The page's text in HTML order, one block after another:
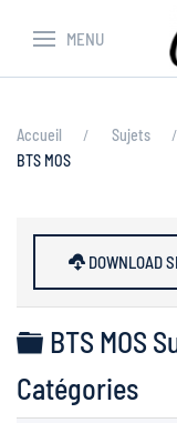
MENU
Accueil Sujets
BTS MOS
DOWNLOAD
Dossier
BTS MOS
Catégories